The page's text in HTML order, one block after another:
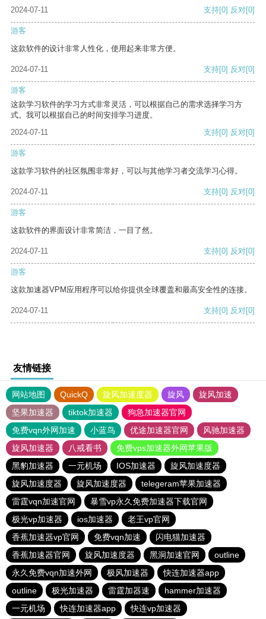
2024-07-11 支持[0] 反对[0]
游客
这款软件的设计非常人性化，使用起来非常方便。
2024-07-11 支持[0] 反对[0]
游客
这款学习软件的学习方式非常灵活，可以根据自己的需求选择学习方
式。我可以根据自己的时间安排学习进度。
2024-07-11
支持[0] 反对[0]
游客
这款学习软件的社区氛围非常好，可以与其他学习者交流学习心得。
2024-07-11 支持[0] 反对[0]
游客
这款软件的界面设计非常简洁，一目了然。
2024-07-11 支持[0] 反对[0]
游客
这款加速器VPM应用程序可以给你提供全球覆盖和最高安全性的连接。
2024-07-11 支持[0] 反对[0]
友情链接
网站地图 QuickQ 旋风加速度器 旋风
旋风加速
坚果加速器
tiktok加速器
狗急加速器官网
免费vqn外网加速
小蓝鸟 优途加速器官网
风驰加速器
旋风加速器
八戒看书
免费vps加速器外网苹果版
黑豹加速器
一元机场 IOS加速器
旋风加速度器
旋风加速度器
旋风加速度器
telegeram苹果加速器
雷霆vqn加速官网
暴雪vp永久免费加速器下载官网
极光vp加速器
ios加速器
老王vp官网
香蕉加速器vp官网
免费vqn加速
闪电猫加速器
香蕉加速器官网
旋风加速度器 黑洞加速官网
outline
永久免费vqn加速外网
极风加速器
快连加速器app
outline
极光加速器 雷霆加器速
hammer加速器
一元机场
快连加速器app 快连vp加速器